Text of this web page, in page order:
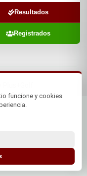
Resultados
Registrados
funcione y cookies